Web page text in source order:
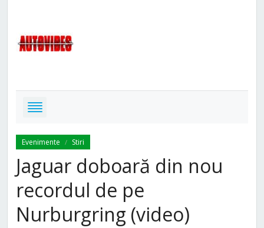
Evenimente / Stiri
Jaguar doboară din nou
recordul de pe
Nurburgring (video)